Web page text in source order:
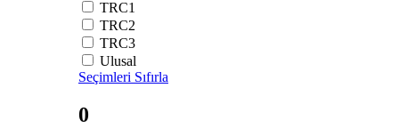
TRC1
TRC2
TRC3
Ulusal
Seçimleri Sıfırla
0